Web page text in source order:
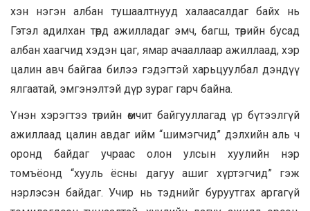
хэн нэгэн албан тушаалтнууд халаасалдаг байх нь
Гэтэл адилхан төрд ажилладаг эмч, багш, төрийн бусад
албан хаагчид хэдэн цаг, ямар ачааллаар ажиллаад, хэр
цалин авч байгаа билээ гэдэгтэй харьцуулбал дэндүү
ялгаатай, эмгэнэлтэй дүр зураг гарч байна.
Үнэн хэрэгтээ төрийн өмчит байгууллагад үр бүтээлгүй
ажиллаад цалин авдаг ийм “шимэгчид” дэлхийн аль ч
оронд байдаг учраас олон улсын хуулийн нэр
томъёонд “хууль ёсны дагуу ашиг хүртэгчид” гэж
нэрлэсэн байдаг. Учир нь тэднийг буруутгах аргагүй